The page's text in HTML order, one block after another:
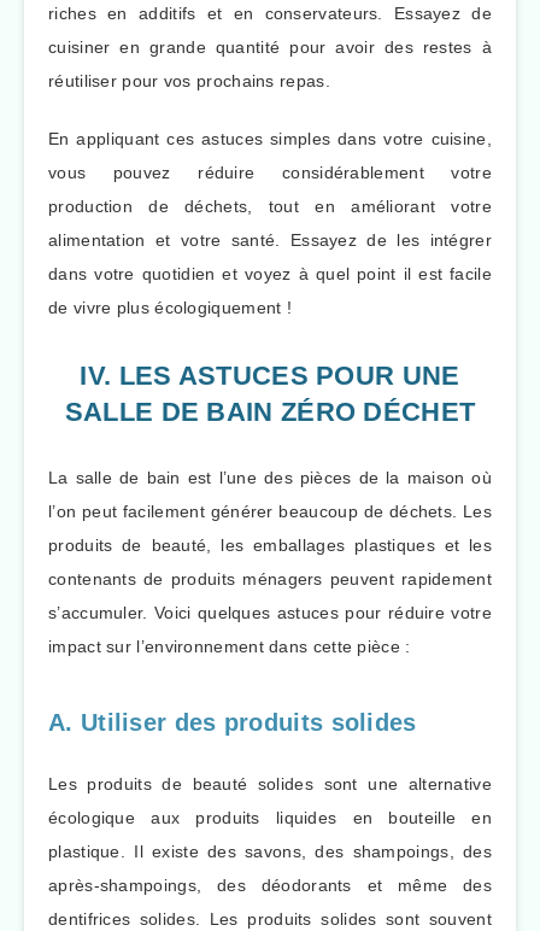
riches en additifs et en conservateurs. Essayez de
cuisiner en grande quantité pour avoir des restes à
réutiliser pour vos prochains repas.
En appliquant ces astuces simples dans votre cuisine,
vous pouvez réduire considérablement votre
production de déchets, tout en améliorant votre
alimentation et votre santé. Essayez de les intégrer
dans votre quotidien et voyez à quel point il est facile
de vivre plus écologiquement !
IV. LES ASTUCES POUR UNE
SALLE DE BAIN ZÉRO DÉCHET
La salle de bain est l’une des pièces de la maison où
l’on peut facilement générer beaucoup de déchets. Les
produits de beauté, les emballages plastiques et les
contenants de produits ménagers peuvent rapidement
s’accumuler. Voici quelques astuces pour réduire votre
impact sur l’environnement dans cette pièce :
A. Utiliser des produits solides
Les produits de beauté solides sont une alternative
écologique aux produits liquides en bouteille en
plastique. Il existe des savons, des shampoings, des
après-shampoings, des déodorants et même des
dentifrices solides. Les produits solides sont souvent